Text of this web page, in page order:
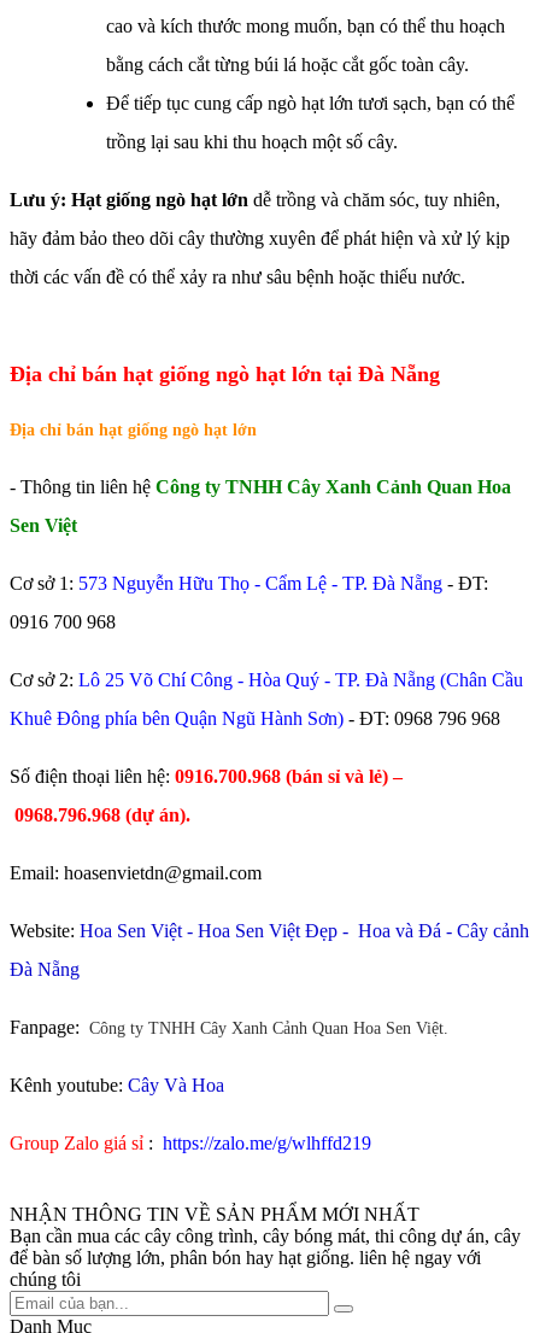
cao và kích thước mong muốn, bạn có thể thu hoạch
bằng cách cắt từng búi lá hoặc cắt gốc toàn cây.
Để tiếp tục cung cấp ngò hạt lớn tươi sạch, bạn có thể
trồng lại sau khi thu hoạch một số cây.
Lưu ý: Hạt giống ngò hạt lớn dễ trồng và chăm sóc, tuy nhiên,
hãy đảm bảo theo dõi cây thường xuyên để phát hiện và xử lý kịp
thời các vấn đề có thể xảy ra như sâu bệnh hoặc thiếu nước.
Địa chỉ bán hạt giống ngò hạt lớn tại Đà Nẵng
Địa chỉ bán hạt giống ngò hạt lớn
- Thông tin liên hệ Công ty TNHH Cây Xanh Cảnh Quan Hoa
Sen Việt
Cơ sở 1: 573 Nguyễn Hữu Thọ - Cẩm Lệ - TP. Đà Nẵng - ĐT:
0916 700 968
Cơ sở 2: Lô 25 Võ Chí Công - Hòa Quý - TP. Đà Nẵng (Chân Cầu
Khuê Đông phía bên Quận Ngũ Hành Sơn) - ĐT: 0968 796 968
​Số điện thoại liên hệ: 0916.700.968 (bán sỉ và lẻ) –
0968.796.968 (dự án).
Email: hoasenvietdn@gmail.com
Website: Hoa Sen Việt - Hoa Sen Việt Đẹp - Hoa và Đá - Cây cảnh
Đà Nẵng
Fanpage: Công ty TNHH Cây Xanh Cảnh Quan Hoa Sen Việt.
Kênh youtube: Cây Và Hoa
Group Zalo giá sỉ : https://zalo.me/g/wlhffd219
NHẬN THÔNG TIN VỀ SẢN PHẨM MỚI NHẤT
Bạn cần mua các cây công trình, cây bóng mát, thi công dự án, cây
để bàn số lượng lớn, phân bón hay hạt giống. liên hệ ngay với
chúng tôi
Danh Mục